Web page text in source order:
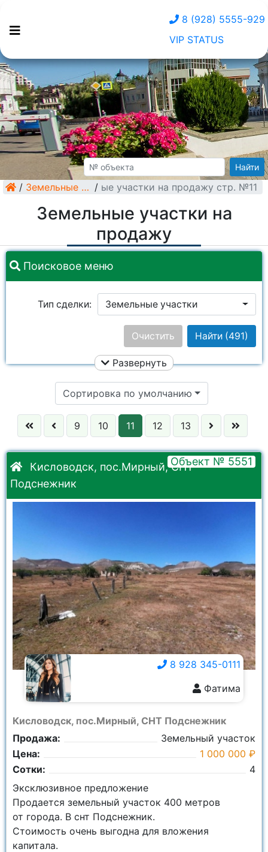
8 (928) 5555-929
VIP STATUS
Найти
/ Земельные участки /
Земельные участки на продажу стр. №11
Земельные участки на
продажу
Поисковое меню
Тип сделки: Земельные участки
Улица: Ничего не выбрано
Район: Ничего не выбрано
Город: Ничего не выбрано
Найти (491)
Очистить
Развернуть
Сортировка по умолчанию
9 10 11 12 13
Кисловодск, пос.Мирный, СНТ
Подснежник
Объект № 5551
Кисловодск, пос.Мирный, СНТ Подснежник
Продажа:
Земельный участок
Цена:
1 000 000 ₽
Сотки:
4
8 928 345-0111
Фатима
Эксклюзивное предложение
Продается земельный участок 400 метров
от города. В снт Подснежник.
Стоимость очень выгодна для вложения
капитала.